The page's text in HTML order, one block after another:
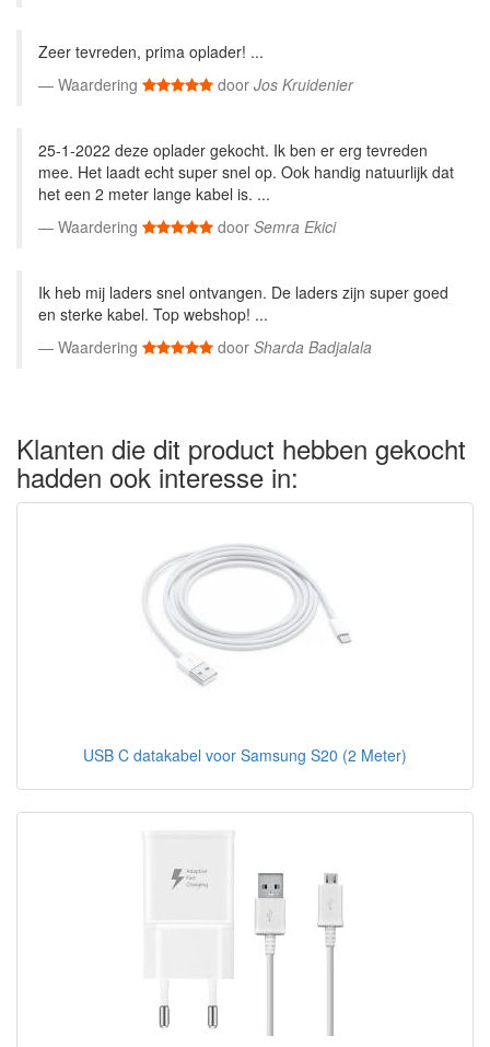
Zeer tevreden, prima oplader! ...
Waardering
door Jos Kruidenier
25-1-2022 deze oplader gekocht. Ik ben er erg tevreden
mee. Het laadt echt super snel op. Ook handig natuurlijk dat
het een 2 meter lange kabel is. ...
Waardering
door Semra Ekici
Ik heb mij laders snel ontvangen. De laders zijn super goed
en sterke kabel. Top webshop! ...
Waardering
door Sharda Badjalala
Klanten die dit product hebben gekocht
hadden ook interesse in:
USB C datakabel voor Samsung S20 (2 Meter)